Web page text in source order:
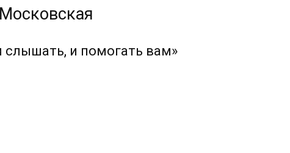
слышать, и помогать вам»